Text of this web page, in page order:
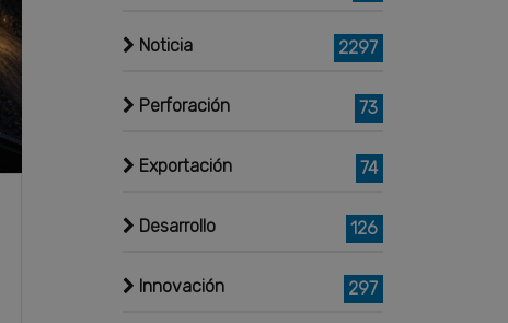
Noticia 2297
Perforación 73
Exportación 74
Desarrollo 126
Innovación 297